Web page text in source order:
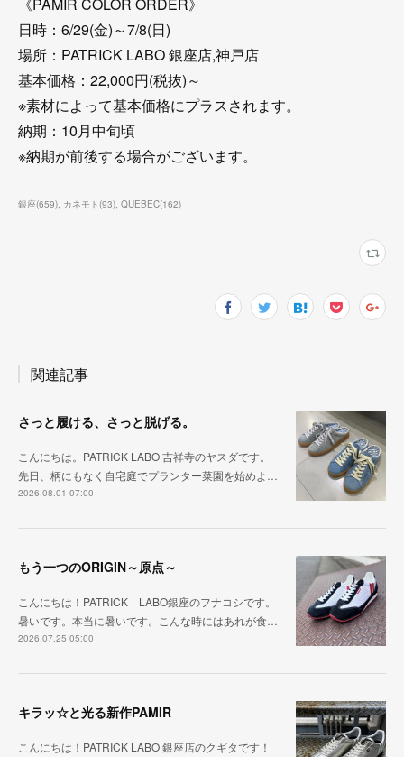
日時：6/29(金)～7/8(日)
場所：PATRICK LABO 銀座店,神戸店
基本価格：22,000円(税抜)～
※素材によって基本価格にプラスされます。
納期：10月中旬頃
※納期が前後する場合がございます。
銀座(659) カネモト(93) QUEBEC(162)
関連記事
さっと履ける、さっと脱げる。
こんにちは。PATRICK LABO 吉祥寺のヤスダです。
先日、柄にもなく自宅庭でプランター菜園を始めよ…
2026.08.01 07:00
もう一つのORIGIN～原点～
こんにちは！PATRICK LABO銀座のフナコシです。
暑いです。本当に暑いです。こんな時にはあれが食…
2026.07.25 05:00
キラッ☆と光る新作PAMIR
こんにちは！PATRICK LABO 銀座店のクギタです！